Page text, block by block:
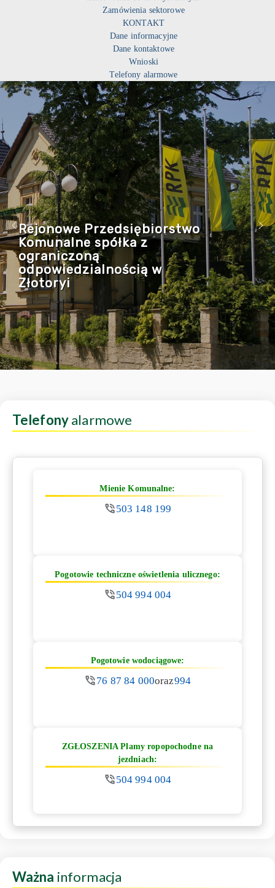
Zamówienia sektorowe
KONTAKT
Dane informacyjne
Dane kontaktowe
Wnioski
Telefony alarmowe
Rejonowe Przedsiębiorstwo
Komunalne spółka z
ograniczoną
odpowiedzialnością w
Złotoryi
Telefonyalarmowe
Mienie Komunalne:
503 148 199
Pogotowie techniczne oświetlenia ulicznego:
504 994 004
Pogotowie wodociągowe:
76 87 84 000oraz994
ZGŁOSZENIA Plamy ropopochodne na
jezdniach:
504 994 004
Ważna informacja